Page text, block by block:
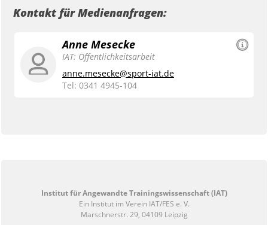
Kontakt für Medienanfragen:
Anne Mesecke
IAT: Öffentlichkeitsarbeit
anne.mesecke@sport-iat.de
Tel: 0341 4945-104
Institut für Angewandte Trainingswissenschaft (IAT)
Ein Institut im Verein IAT/FES e. V.
Marschnerstr. 29, 04109 Leipzig